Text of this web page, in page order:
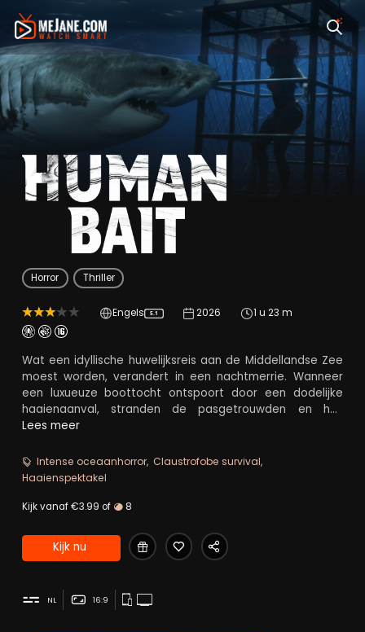
Human Bait
Horror Thriller
Engels 5.1 2026 1 u 23 m
Wat een idyllische huwelijksreis aan de Middellandse Zee
moest worden, verandert in een nachtmerrie. Wanneer
een luxueuze boottocht ontspoort door een dodelijke
haaienaanval, stranden de pasgetrouwden en hun
vrienden midden op zee. Gered door een mysterieuze
niet alleen onder water loert, maar ook aan boord.
Overleven betekent vechten tegen de oceaan én tegen
Lees meer
Intense oceaanhorror Claustrofobe survival
Haaienspektakel
Kijk vanaf €3.99 of 8
Kijk nu
NL 16:9